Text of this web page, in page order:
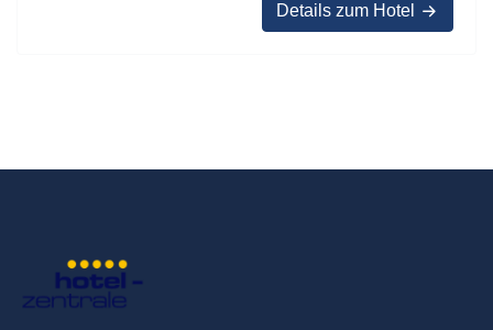
Details zum Hotel